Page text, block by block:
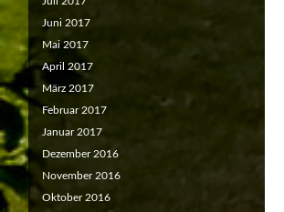
Juni 2017
Mai 2017
April 2017
März 2017
Februar 2017
Januar 2017
Dezember 2016
November 2016
Oktober 2016